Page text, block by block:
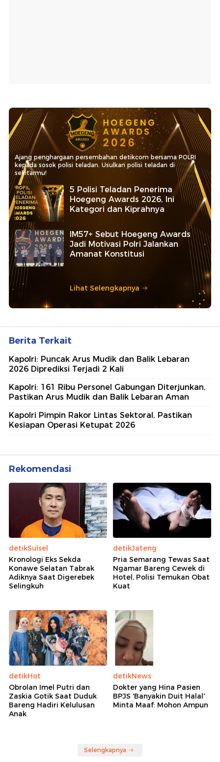
Ajang penghargaan persembahan detikcom bersama POLRI
kepada sosok polisi teladan. Usulkan polisi teladan di
sekitarmu!
5 Polisi Teladan Penerima
Hoegeng Awards 2026, Ini
Kategori dan Kiprahnya
IM57+ Sebut Hoegeng Awards
Jadi Motivasi Polri Jalankan
Amanat Konstitusi
Lihat Selengkapnya
Berita Terkait
Kapolri: Puncak Arus Mudik dan Balik Lebaran
2026 Diprediksi Terjadi 2 Kali
Kapolri: 161 Ribu Personel Gabungan Diterjunkan,
Pastikan Arus Mudik dan Balik Lebaran Aman
Kapolri Pimpin Rakor Lintas Sektoral, Pastikan
Kesiapan Operasi Ketupat 2026
Rekomendasi
detikSulsel
Kronologi Eks Sekda
Konawe Selatan Tabrak
Adiknya Saat Digerebek
Selingkuh
detikJateng
Pria Semarang Tewas Saat
Ngamar Bareng Cewek di
Hotel, Polisi Temukan Obat
Kuat
detikHot
Obrolan Imel Putri dan
Zaskia Gotik Saat Duduk
Bareng Hadiri Kelulusan
Anak
detikNews
Dokter yang Hina Pasien
BPJS 'Banyakin Duit Halal'
Minta Maaf: Mohon Ampun
Selengkapnya